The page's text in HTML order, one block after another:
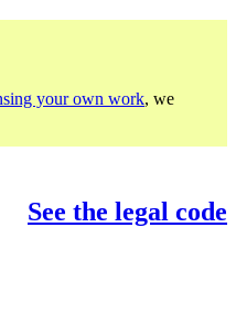
your own work, we
See the legal code